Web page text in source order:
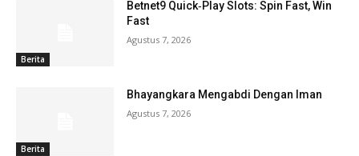
Berita
Betnet9 Quick‑Play Slots: Spin Fast, Win
Fast
Agustus 7, 2026
Berita
Bhayangkara Mengabdi Dengan Iman
Agustus 7, 2026